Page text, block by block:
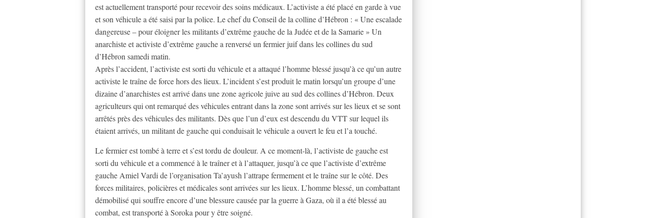
est actuellement transporté pour recevoir des soins médicaux. L’activiste a été placé en garde à vue
et son véhicule a été saisi par la police. Le chef du Conseil de la colline d’Hébron : « Une escalade
dangereuse – pour éloigner les militants d’extrême gauche de la Judée et de la Samarie » Un
anarchiste et activiste d’extrême gauche a renversé un fermier juif dans les collines du sud
d’Hébron samedi matin.
Après l’accident, l’activiste est sorti du véhicule et a attaqué l’homme blessé jusqu’à ce qu’un autre
activiste le traîne de force hors des lieux. L’incident s’est produit le matin lorsqu’un groupe d’une
dizaine d’anarchistes est arrivé dans une zone agricole juive au sud des collines d’Hébron. Deux
agriculteurs qui ont remarqué des véhicules entrant dans la zone sont arrivés sur les lieux et se sont
arrêtés près des véhicules des militants. Dès que l’un d’eux est descendu du VTT sur lequel ils
étaient arrivés, un militant de gauche qui conduisait le véhicule a ouvert le feu et l’a touché.
Le fermier est tombé à terre et s’est tordu de douleur. A ce moment-là, l’activiste de gauche est
sorti du véhicule et a commencé à le traîner et à l’attaquer, jusqu’à ce que l’activiste d’extrême
gauche Amiel Vardi de l’organisation Ta’ayush l’attrape fermement et le traîne sur le côté. Des
forces militaires, policières et médicales sont arrivées sur les lieux. L’homme blessé, un combattant
démobilisé qui souffre encore d’une blessure causée par la guerre à Gaza, où il a été blessé au
combat, est transporté à Soroka pour y être soigné.